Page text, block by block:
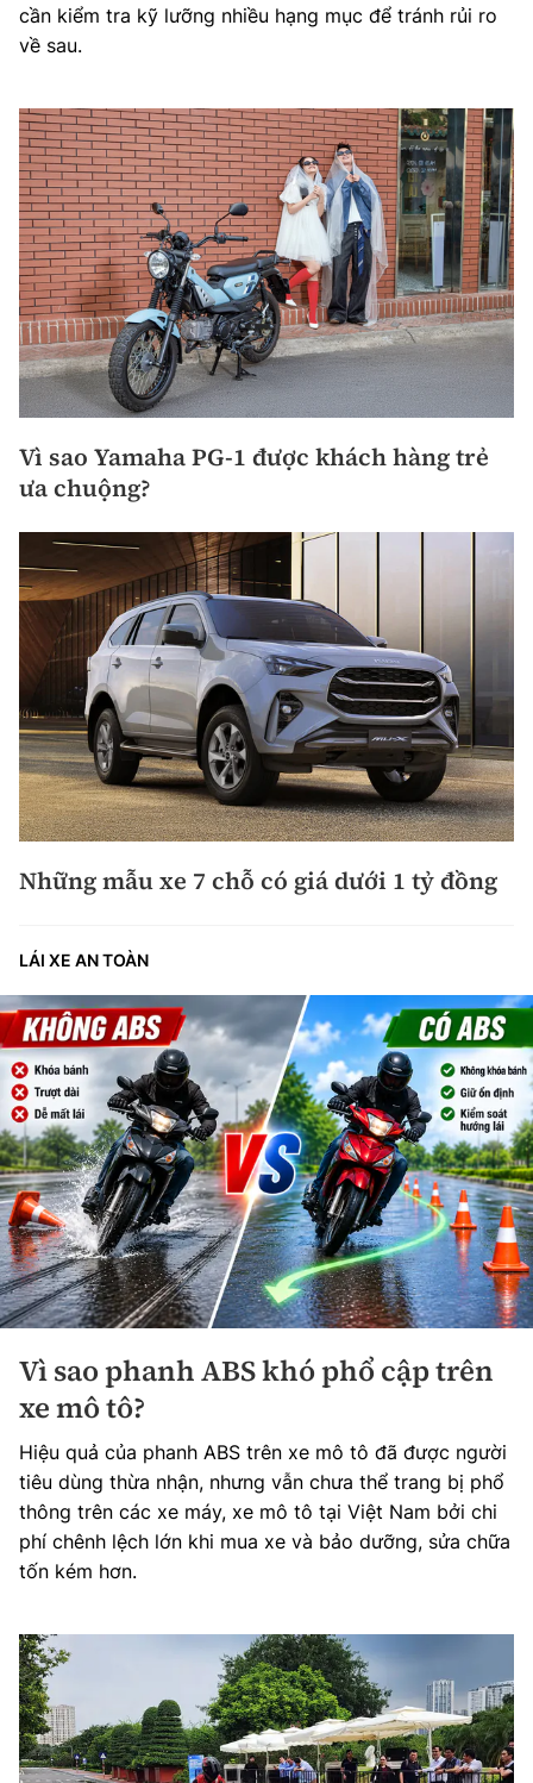
cần kiểm tra kỹ lưỡng nhiều hạng mục để tránh rủi ro
về sau.
Vì sao Yamaha PG-1 được khách hàng trẻ
ưa chuộng?
Những mẫu xe 7 chỗ có giá dưới 1 tỷ đồng
LÁI XE AN TOÀN
Vì sao phanh ABS khó phổ cập trên
xe mô tô?
Hiệu quả của phanh ABS trên xe mô tô đã được người
tiêu dùng thừa nhận, nhưng vẫn chưa thể trang bị phổ
thông trên các xe máy, xe mô tô tại Việt Nam bởi chi
phí chênh lệch lớn khi mua xe và bảo dưỡng, sửa chữa
tốn kém hơn.